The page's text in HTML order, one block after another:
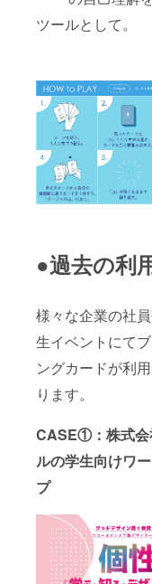
ツールとして。
●過去の利
様々な企業の社
生イベントにて
ングカードが利
ります。
CASE①：株式会
ルの学生向けワ
プ